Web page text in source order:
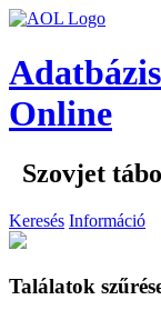
Online
Szovjet
Keresés Információ
Találatok